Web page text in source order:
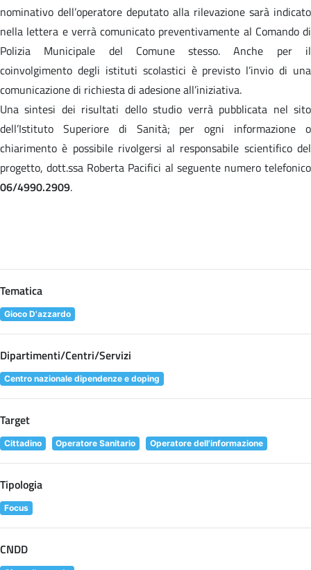
nominativo dell’operatore deputato alla rilevazione sarà indicato
nella lettera e verrà comunicato preventivamente al Comando di
Polizia Municipale del Comune stesso. Anche per il
coinvolgimento degli istituti scolastici è previsto l’invio di una
comunicazione di richiesta di adesione all’iniziativa.
Una sintesi dei risultati dello studio verrà pubblicata nel sito
dell’Istituto Superiore di Sanità; per ogni informazione o
chiarimento è possibile rivolgersi al responsabile scientifico del
progetto, dott.ssa Roberta Pacifici al seguente numero telefonico
06/4990.2909.
Tematica
Gioco D'azzardo
Dipartimenti/Centri/Servizi
Centro nazionale dipendenze e doping
Target
Cittadino Operatore Sanitario Operatore dell'informazione
Tipologia
Focus
CNDD